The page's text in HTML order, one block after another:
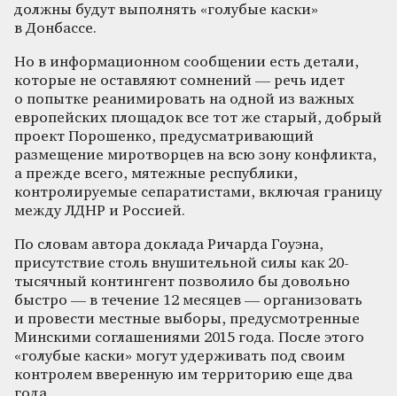
должны будут выполнять «голубые каски»
в Донбассе.
Но в информационном сообщении есть детали,
которые не оставляют сомнений — речь идет
о попытке реанимировать на одной из важных
европейских площадок все тот же старый, добрый
проект Порошенко, предусматривающий
размещение миротворцев на всю зону конфликта,
а прежде всего, мятежные республики,
контролируемые сепаратистами, включая границу
между ЛДНР и Россией.
По словам автора доклада Ричарда Гоуэна,
присутствие столь внушительной силы как 20-
тысячный контингент позволило бы довольно
быстро — в течение 12 месяцев — организовать
и провести местные выборы, предусмотренные
Минскими соглашениями 2015 года. После этого
«голубые каски» могут удерживать под своим
контролем вверенную им территорию еще два